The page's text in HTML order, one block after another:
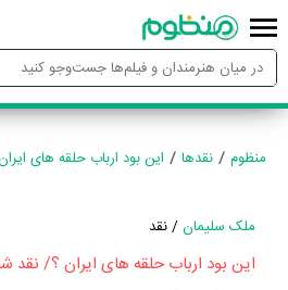
منظوم نقدها این بود ارباب حلقه های
ملک سلیمان/ نقد
این بود ارباب حلقه های ایران ؟/ نقد